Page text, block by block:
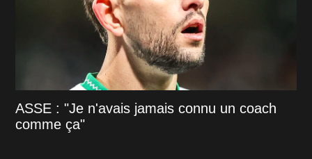
ASSE : "Je n'avais jamais connu un coach
comme ça"